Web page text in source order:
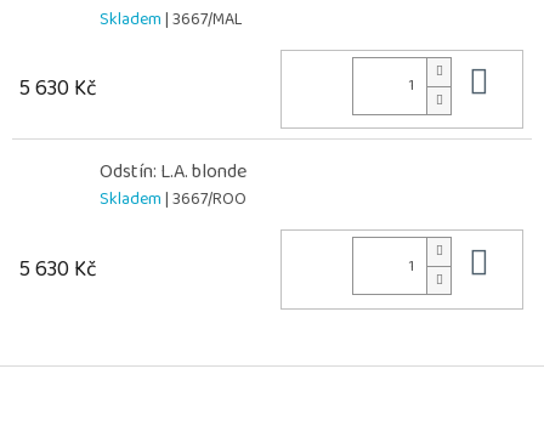
Skladem| 3667/MAL
5 630 Kč
Odstín: L.A. blonde
Skladem| 3667/ROO
5 630 Kč
Z